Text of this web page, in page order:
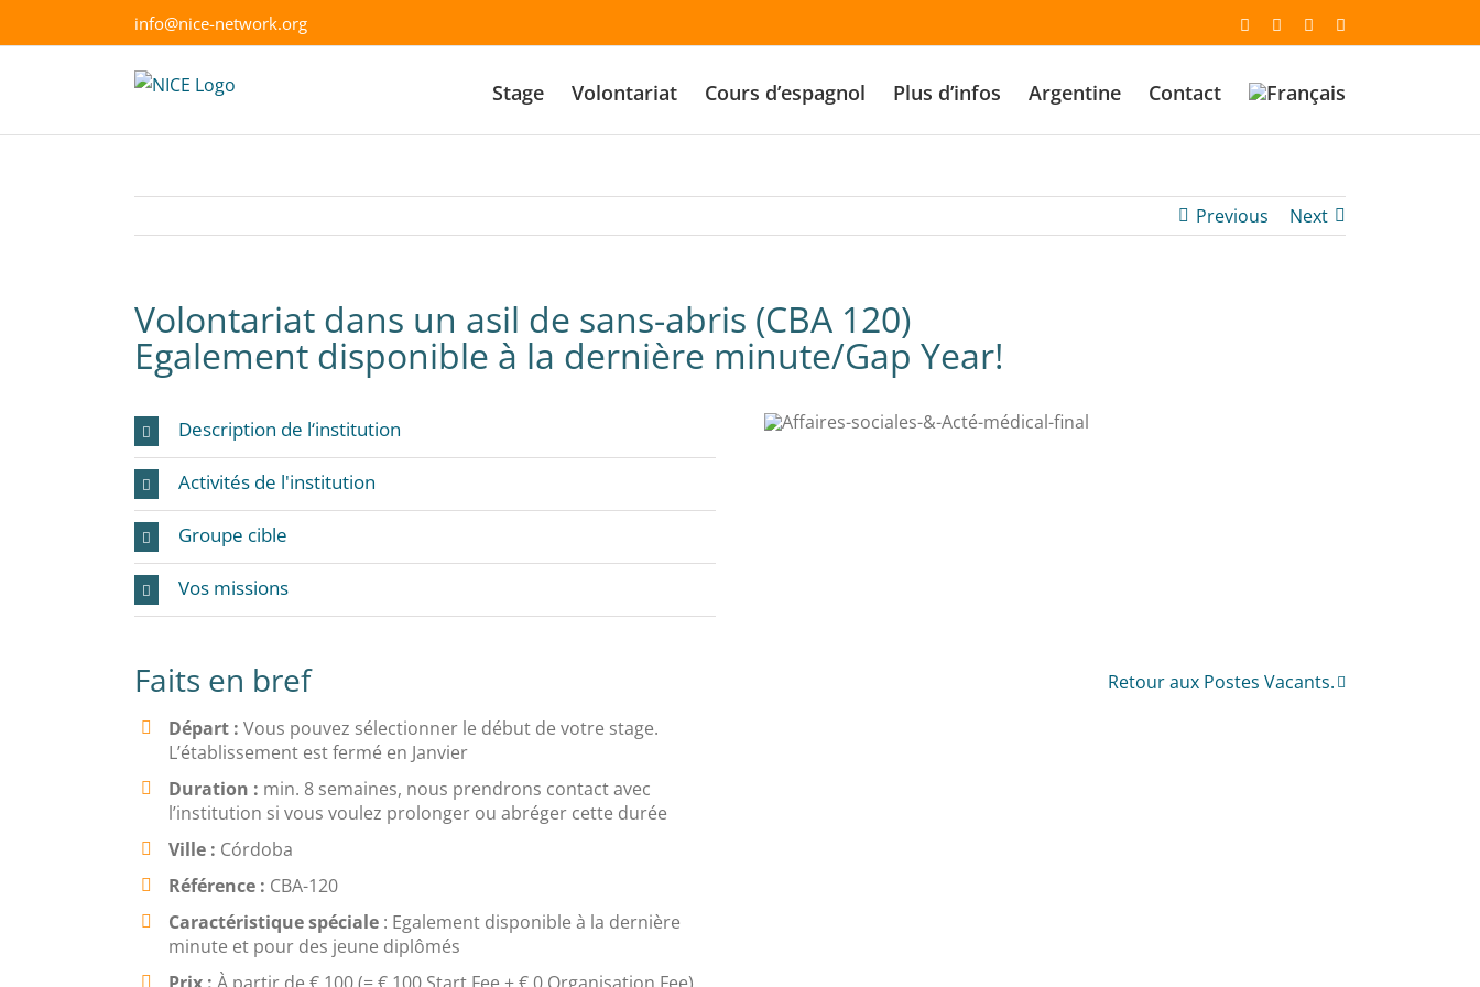
to
info@nice-network.org Email FacebookYouTube
Stage Volontariat Cours d’espagnol Plus d’infos Argentine Contact
Previous Next
Volontariat dans un asil de sans-abris (CBA 120)
Egalement disponible à la dernière minute/Gap Year!
Description de l‘institution
Activités de l'institution
Groupe cible
Vos missions
Faits en bref
Départ : Vous pouvez sélectionner le début de votre stage.
L’établissement est fermé en Janvier
Duration : min. 8 semaines, nous prendrons contact avec
l’institution si vous voulez prolonger ou abréger cette durée
Ville : Córdoba
Référence : CBA-120
Caractéristique spéciale : Egalement disponible à la dernière
minute et pour des jeune diplômés
Retour aux Postes Vacants.